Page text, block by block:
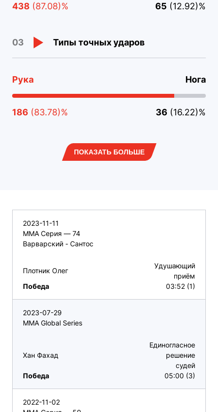
438 (87.08)% 65 (12.92)%
03 Типы точных ударов
Рука Нога
186 (83.78)% 36 (16.22)%
ПОКАЗАТЬ БОЛЬШЕ
2023-11-11
ММА Серия — 74
Варварский - Сантос
Плотник Олег
Победа
Удушающий
приём
03:52 (1)
2023-07-29
MMA Global Series
Хан Фахад
Победа
Единогласное
решение
судей
05:00 (3)
2022-11-02